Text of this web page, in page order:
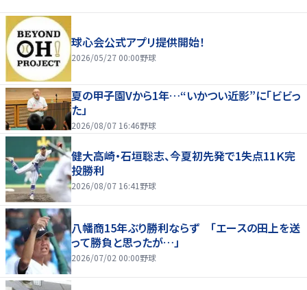
球心会公式アプリ提供開始！
2026/05/27 00:00野球
夏の甲子園Vから1年…“いかつい近影”に「ビビっ
た」
2026/08/07 16:46野球
健大高崎・石垣聡志、今夏初先発で1失点11Ｋ完
投勝利
2026/08/07 16:41 野球
八幡商15年ぶり勝利ならず 「エースの田上を送
って勝負と思ったが…」
2026/07/02 00:00野球